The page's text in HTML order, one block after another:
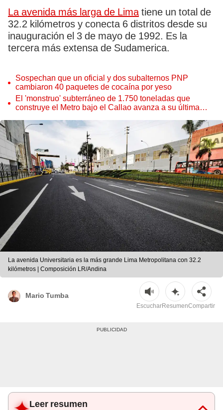
La avenida más larga de Limatiene un total de
32.2 kilómetros y conecta 6 distritos desde su
inauguración el 3 de mayo de 1992. Es la
tercera más extensa de Sudamerica.
Sospechan que un oficial y dos subalternos PNP
cambiaron 40 paquetes de cocaína por yeso
El 'monstruo' subterráneo de 1.750 toneladas que
construye el Metro bajo el Callao avanza a su última
La avenida Universitaria es la más grande Lima Metropolitana con 32.2
kilómetros | Composición LR/Andina
Mario Tumba
EscucharResumenCompartir
Leer resumen